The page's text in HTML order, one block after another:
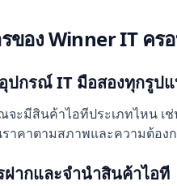
ของ Winner IT คร
ปกรณ์ IT มือสองทุกรูป
จะมีสินค้าไอทีประเภทไหน เ
ราคาตามสภาพและความต้อง
ฝากและจำนำสินค้าไอที